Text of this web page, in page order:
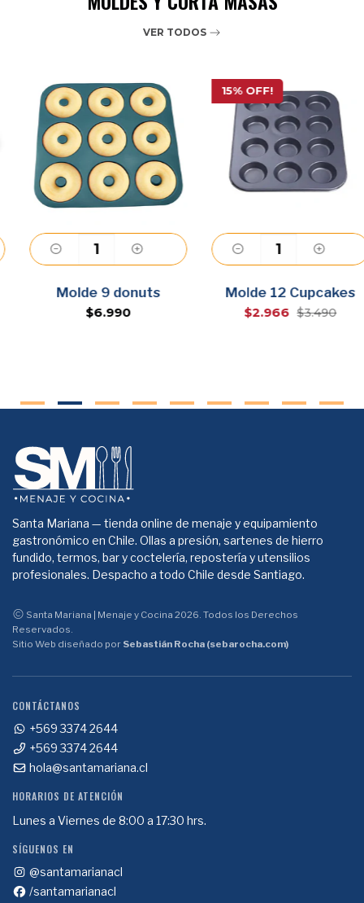
VER TODOS
Agregar
Molde 9 donuts
$6.990
Agregar
15% OFF!
Molde 12 Cupcakes
$2.966 $3.490
Santa Mariana — tienda online de menaje y equipamiento
gastronómico en Chile. Ollas a presión, sartenes de hierro
fundido, termos, bar y coctelería, repostería y utensilios
profesionales. Despacho a todo Chile desde Santiago.
Santa Mariana | Menaje y Cocina 2026. Todos los Derechos
Reservados.
Sitio Web diseñado por Sebastián Rocha (sebarocha.com)
CONTÁCTANOS
+569 3374 2644
+569 3374 2644
hola@santamariana.cl
HORARIOS DE ATENCIÓN
Lunes a Viernes de 8:00 a 17:30 hrs.
SÍGUENOS EN
@santamarianacl
/santamarianacl